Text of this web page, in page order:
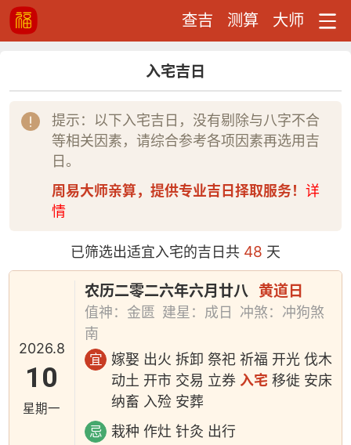
查吉 测算 大师
入宅吉日
提示：以下入宅吉日，没有剔除与八字不合
等相关因素，请综合参考各项因素再选用吉
日。
周易大师亲算，提供专业吉日择取服务！ 详
情
已筛选出适宜入宅的吉日共 48 天
2026.8
10
星期一
农历二零二六年六月廿八 黄道日
值神：金匮 建星：成日
冲煞：冲狗煞
南
宜
嫁娶 出火 拆卸 祭祀 祈福 开光 伐木
动土 开市 交易 立券 入宅 移徙 安床
纳畜 入殓 安葬
忌 栽种 作灶 针灸 出行